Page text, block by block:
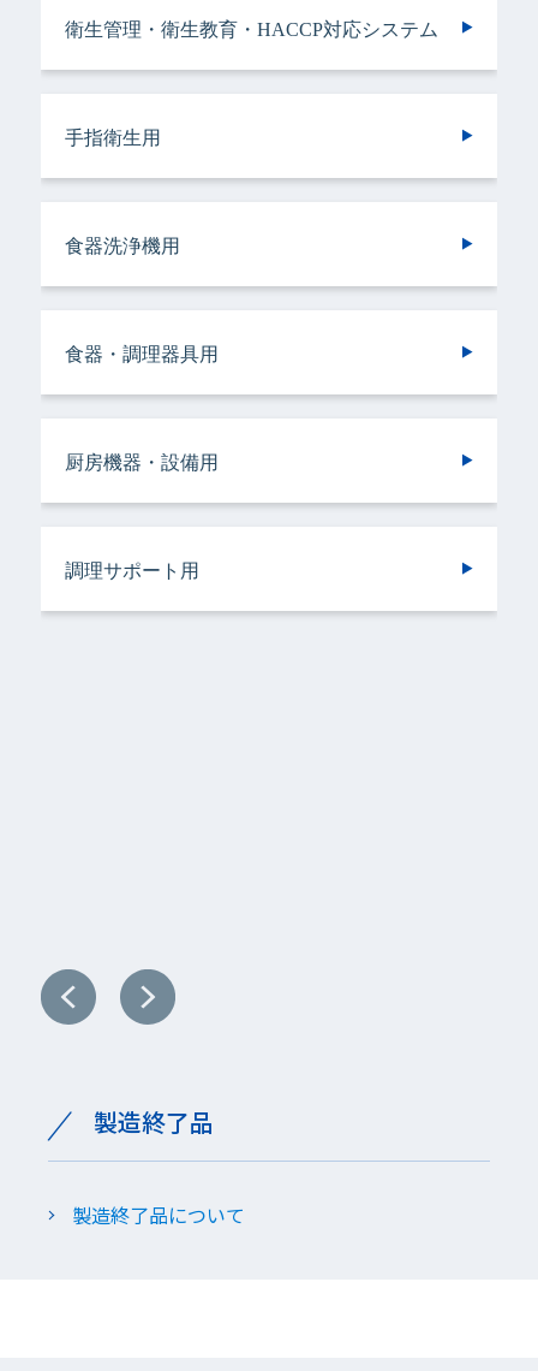
衛生管理・衛生教育・HACCP対応システム
手指衛生用
食器洗浄機用
食器・調理器具用
厨房機器・設備用
調理サポート用
手指衛生用
食器洗浄機用
手指衛生用
トイレ用
衛生管理・衛生教育・HACCP対応システム
手指衛生用
施設用
手指衛生用
施設用
トイレ用
ヘアケア＆ボディケア用
バスルーム用
ヘアケア＆ボディケア用
バスルーム用
衣類用
手指衛生用
食器・調理器具用
厨房機器・設備用
調理サポート用
衣類用
容器洗浄機用
手指衛生用
トイレ用
ング用
ドライクリーニング用
リネンサプライ用
手指衛生用
トイレ用
ング用
ドライクリーニング用
リネンサプライ用
製造終了品
製造終了品について